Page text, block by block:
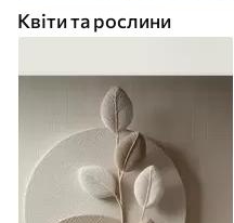
Квіти та рослини